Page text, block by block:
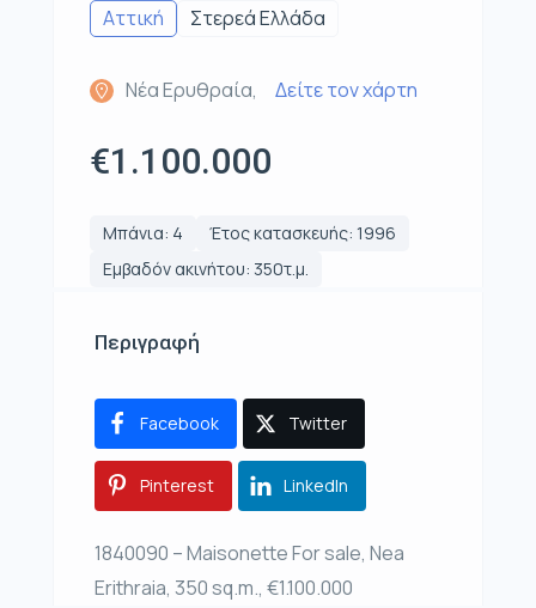
Αττική Στερεά Ελλάδα
Νέα Ερυθραία, Δείτε τον χάρτη
€1.100.000
Μπάνια: 4
Έτος κατασκευής: 1996
Εμβαδόν ακινήτου: 350τ.μ.
Περιγραφή
Facebook Twitter
Pinterest LinkedIn
1840090 – Maisonette For sale, Nea
Erithraia, 350 sq.m., €1.100.000